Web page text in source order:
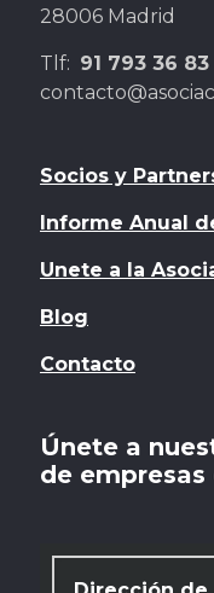
28006 Madrid
Tlf: 91 793 36 83
Socios y
Informe Anual
Unete a la
Blog
Contacto
Únete a
de